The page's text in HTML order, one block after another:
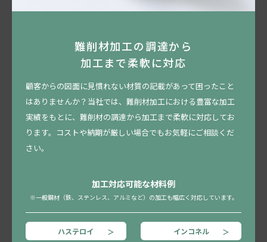
難削材加工の調達から
加工まで柔軟に対応
顧客からの図面に見慣れない材質の記載があって困ったこと
はありませんか？当社では、難削材加工における豊富な加工
実績をもとに、難削材の調達から加工まで柔軟に対応してお
ります。コストや納期が厳しい場合でもお気軽にご相談くだ
さい。
加工対応可能な材料例
※一般鋼材（鉄、ステンレス、アルミなど）の加工も幅広く対応しています。
ハステロイ インコネル